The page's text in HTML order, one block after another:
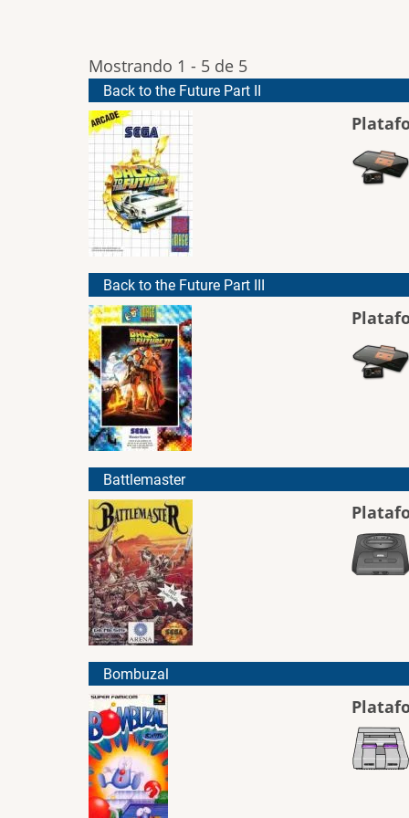
Mostrando 1 - 5 de 5
Back to the Future Part II
Back to the Future Part III
Battlemaster
Bombuzal